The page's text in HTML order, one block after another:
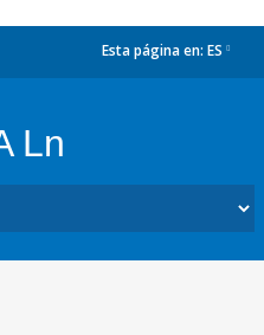
Esta página en: ES
Ln